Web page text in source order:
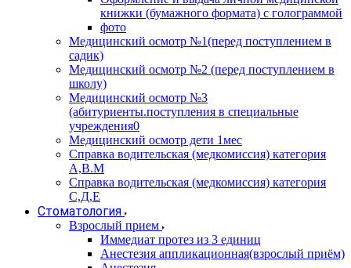
книжки (бумажного формата) с голограммой
фото
Медицинский осмотр №1(перед поступлением в
садик)
Медицинский осмотр №2 (перед поступлением в
школу)
Медицинский осмотр №3
(абитуриенты.поступления в специальные
учреждения0
Медицинский осмотр дети 1мес
Справка водительская (медкомиссия) категория
А,В.М
Справка водительская (медкомиссия) категория
С,Д,Е
Стоматология
Взрослый прием
Иммедиат протез из 3 единиц
Анестезия аппликационная(взрослый приём)